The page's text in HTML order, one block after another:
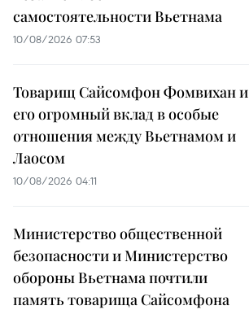
самостоятельности Вьетнама
10/08/2026 07:53
Товарищ Сайсомфон Фомвихан и
его огромный вклад в особые
отношения между Вьетнамом и
Лаосом
10/08/2026 04:11
Министерство общественной
безопасности и Министерство
обороны Вьетнама почтили
память товарища Сайсомфона